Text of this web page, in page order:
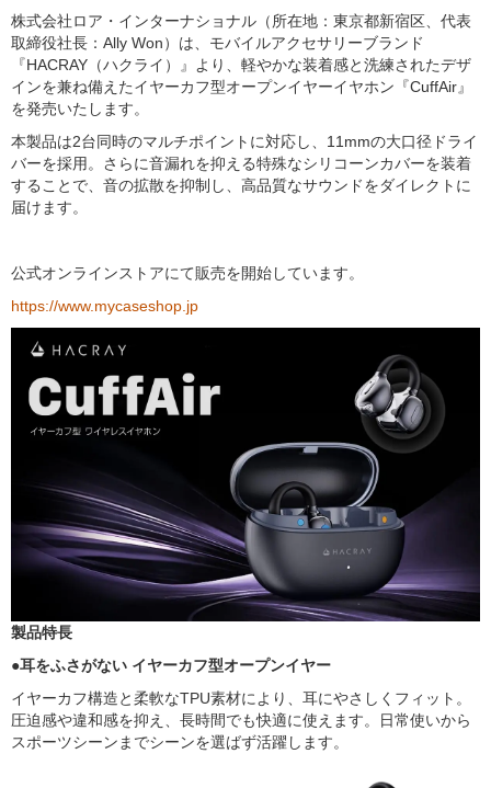
株式会社ロア・インターナショナル（所在地：東京都新宿区、代表
取締役社長：Ally Won）は、モバイルアクセサリーブランド
『HACRAY（ハクライ）』より、軽やかな装着感と洗練されたデザ
インを兼ね備えたイヤーカフ型オープンイヤーイヤホン『CuffAir』
を発売いたします。
本製品は2台同時のマルチポイントに対応し、11mmの大口径ドライ
バーを採用。さらに音漏れを抑える特殊なシリコーンカバーを装着
することで、音の拡散を抑制し、高品質なサウンドをダイレクトに
届けます。
公式オンラインストアにて販売を開始しています。
https://www.mycaseshop.jp
製品特長
●耳をふさがない イヤーカフ型オープンイヤー
イヤーカフ構造と柔軟なTPU素材により、耳にやさしくフィット。
圧迫感や違和感を抑え、長時間でも快適に使えます。日常使いから
スポーツシーンまでシーンを選ばず活躍します。